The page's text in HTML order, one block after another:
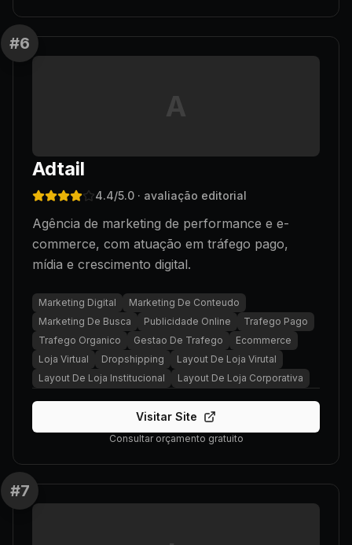
#6
A
Adtail
4.4/5.0 · avaliação editorial
Agência de marketing de performance e e-
commerce, com atuação em tráfego pago,
mídia e crescimento digital.
Marketing Digital
Marketing De Conteudo
Marketing De Busca
Publicidade Online
Trafego Pago
Trafego Organico
Gestao De Trafego
Ecommerce
Loja Virtual
Dropshipping
Layout De Loja Virutal
Layout De Loja Institucional
Layout De Loja Corporativa
Visitar Site
Consultar orçamento gratuito
#7